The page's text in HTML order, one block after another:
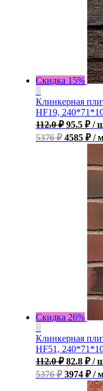
Скидка 15%
Клинкерная
HF19,
112.0₽ 95.5 ₽ /
5376 ₽4585 ₽ /
Скидка 26%
Клинкерная
HF51,
112.0₽ 82.8 ₽ /
5376 ₽3974 ₽ /